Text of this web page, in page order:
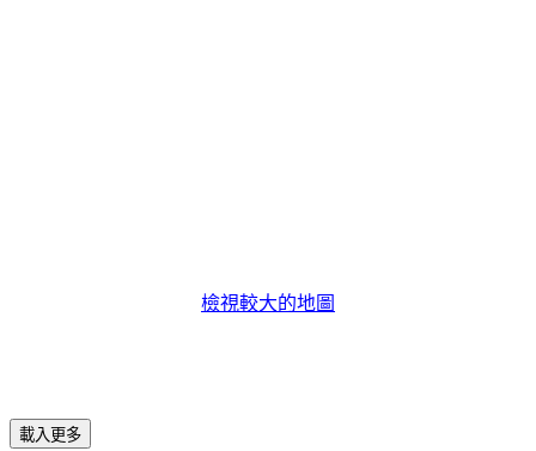
檢視較大的地圖
載入更多